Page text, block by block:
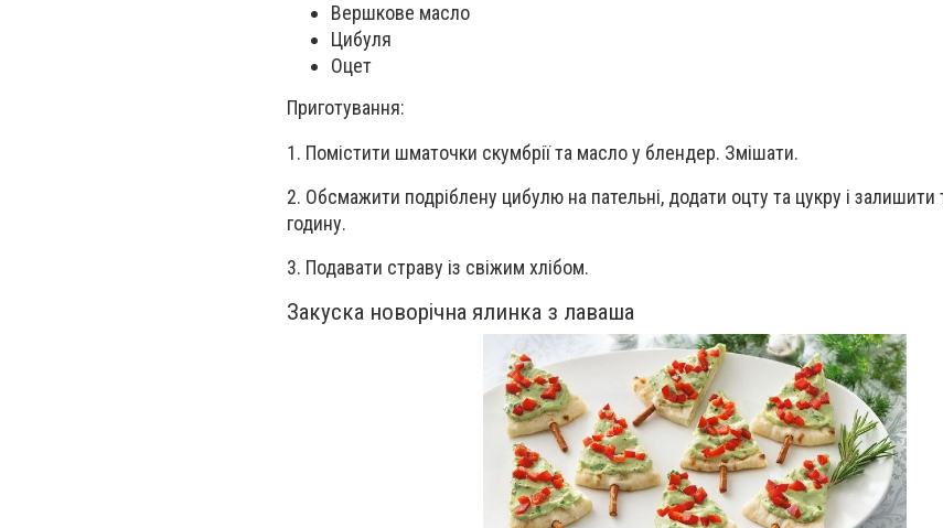
Вершкове масло
Цибуля
Оцет
Приготування:
1. Помістити шматочки скумбрії та масло у блендер. Змішати.
2. Обсмажити подріблену цибулю на пательні, додати оцту та цукру і залишити
годину.
3. Подавати страву із свіжим хлібом.
Закуска новорічна ялинка з лаваша